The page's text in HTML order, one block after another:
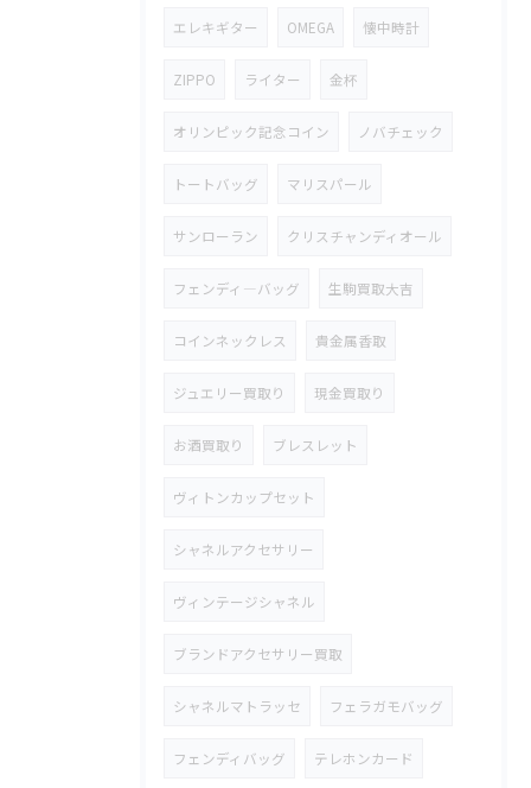
エレキギター OMEGA 懐中時計
ZIPPO ライター 金杯
オリンピック記念コイン ノバチェック
トートバッグ マリスパール
サンローラン クリスチャンディオール
フェンディ―バッグ 生駒買取大吉
コインネックレス 貴金属香取
ジュエリー買取り 現金買取り
お酒買取り ブレスレット
ヴィトンカップセット
シャネルアクセサリー
ヴィンテージシャネル
ブランドアクセサリー買取
シャネルマトラッセ フェラガモバッグ
フェンディバッグ テレホンカード